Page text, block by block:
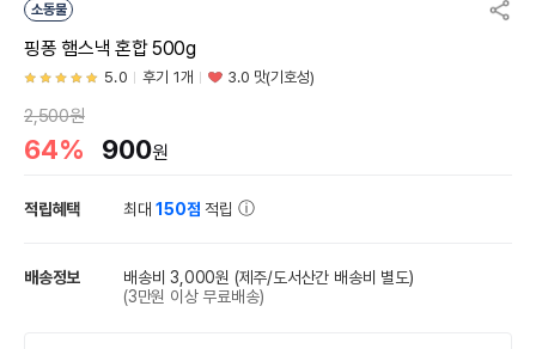
소동물
핑퐁 햄스낵 혼합 500g
5.0 후기 1개 3.0 맛(기호성)
2,500원
64% 900원
적립혜택 최대150점 적립
배송정보 배송비 3,000원 (제주/도서산간 배송비 별도)
(3만원 이상 무료배송)